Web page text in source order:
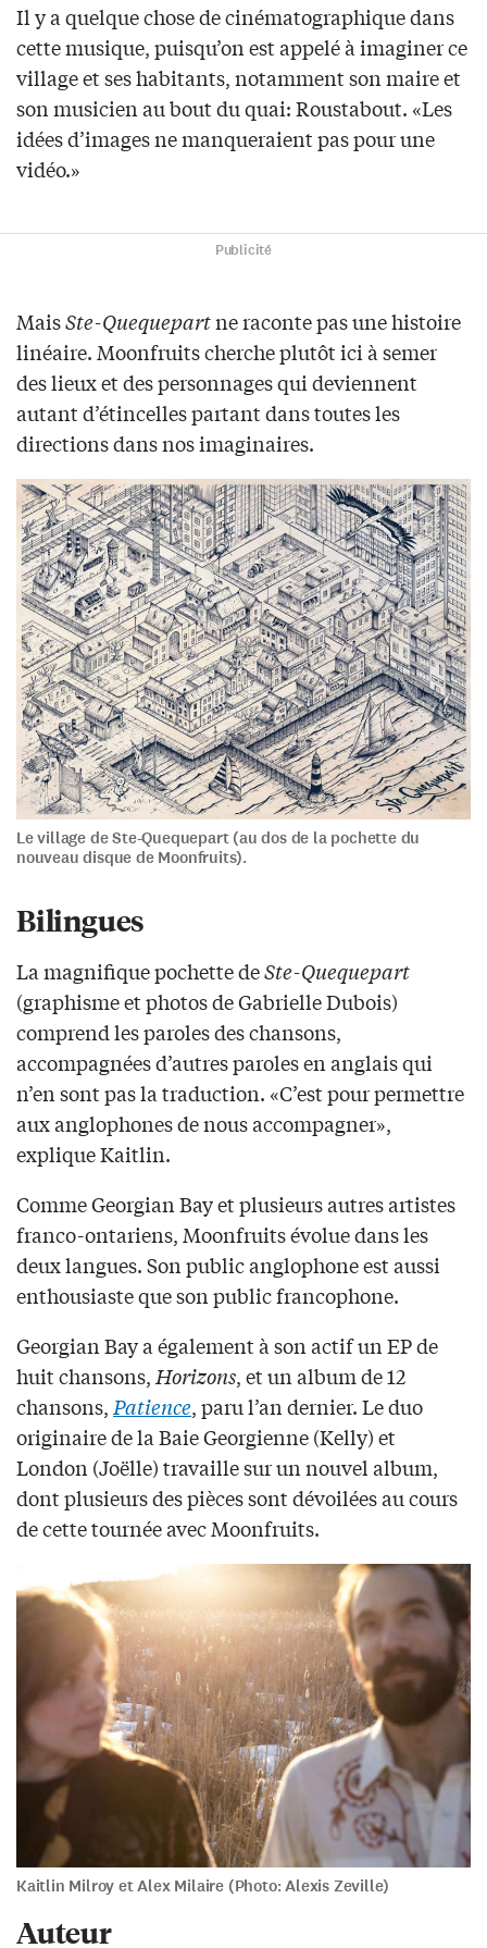
Il y a quelque chose de cinématographique dans
cette musique, puisqu’on est appelé à imaginer ce
village et ses habitants, notamment son maire et
son musicien au bout du quai: Roustabout. «Les
idées d’images ne manqueraient pas pour une
vidéo.»
Publicité
MaisSte-Quequepartne raconte pas une histoire
linéaire. Moonfruits cherche plutôt ici à semer
des lieux et des personnages qui deviennent
autant d’étincelles partant dans toutes les
directions dans nos imaginaires.
Le village de Ste-Quequepart (au dos de la pochette du
nouveau disque de Moonfruits).
Bilingues
La magnifique pochette deSte-Quequepart
(graphisme et photos de Gabrielle Dubois)
comprend les paroles des chansons,
accompagnées d’autres paroles en anglais qui
n’en sont pas la traduction. «C’est pour permettre
aux anglophones de nous accompagner»,
explique Kaitlin.
Comme Georgian Bay et plusieurs autres artistes
franco-ontariens, Moonfruits évolue dans les
deux langues. Son public anglophone est aussi
enthousiaste que son public francophone.
Georgian Bay a également à son actif un EP de
huit chansons, Horizons, et un album de 12
chansons, Patience, paru l’an dernier. Le duo
originaire de la Baie Georgienne (Kelly) et
London (Joëlle) travaille sur un nouvel album,
dont plusieurs des pièces sont dévoilées au cours
de cette tournée avec Moonfruits.
Kaitlin Milroy et Alex Milaire (Photo: Alexis Zeville)
Auteur